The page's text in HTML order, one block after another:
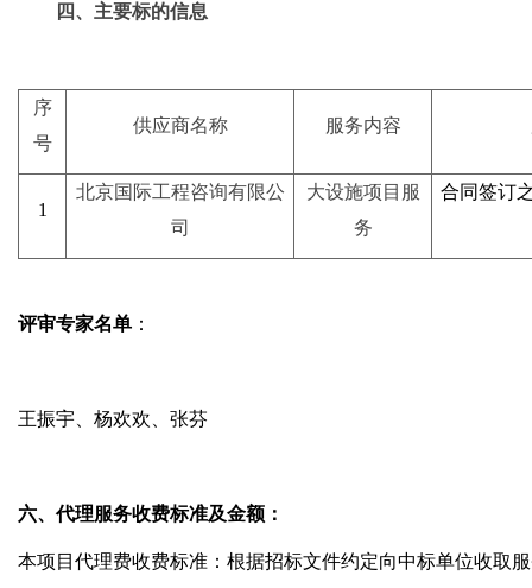
四、主要标的信息
序
号
供应商名称 服务内容
1
北京国际工程咨询有限公
司
大设施项目服
务
合同签订
评审专家名单 ：
王振宇、 杨欢欢 张芬
六、代理服务收费标准及金额：
本项目代理费收费标准：根据招标文件约定向中标单位收取